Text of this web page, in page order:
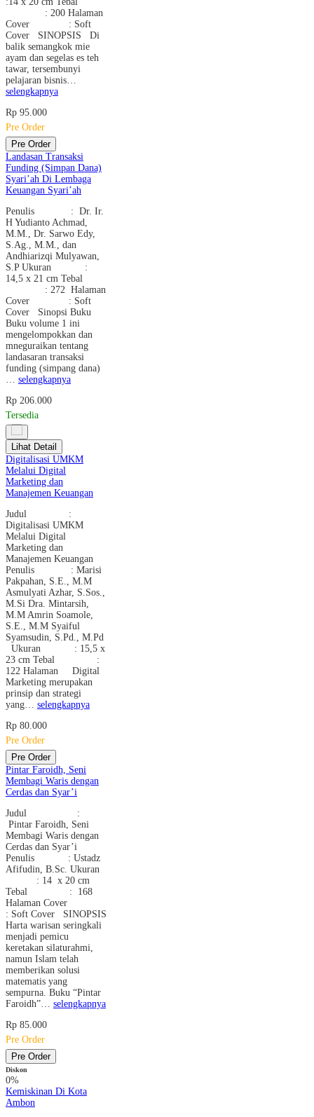
: 200 Halaman
Cover : Soft
Cover SINOPSIS Di
balik semangkok mie
ayam dan segelas es teh
tawar, tersembunyi
pelajaran bisnis…
selengkapnya
Rp 95.000
Pre Order
Pre Order
Landasan Transaksi
Funding (Simpan Dana)
Syari’ah Di Lembaga
Keuangan Syari’ah
Penulis : Dr. Ir.
H Yudianto Achmad,
M.M., Dr. Sarwo Edy,
S.Ag., M.M., dan
Andhiarizqi Mulyawan,
S.P Ukuran :
14,5 x 21 cm Tebal
: 272 Halaman
Cover : Soft
Cover Sinopsi Buku
Buku volume 1 ini
mengelompokkan dan
mneguraikan tentang
landasaran transaksi
funding (simpang dana)
selengkapnya
Rp 206.000
Tersedia
Lihat Detail
Digitalisasi UMKM
Melalui Digital
Marketing dan
Manajemen Keuangan
Judul :
Digitalisasi UMKM
Melalui Digital
Marketing dan
Manajemen Keuangan
Penulis : Marisi
Pakpahan, S.E., M.M
Asmulyati Azhar, S.Sos.,
M.Si Dra. Mintarsih,
M.M Amrin Soamole,
S.E., M.M Syaiful
Syamsudin, S.Pd., M.Pd
Ukuran : 15,5 x
23 cm Tebal :
122 Halaman Digital
Marketing merupakan
prinsip dan strategi
yang… selengkapnya
Rp 80.000
Pre Order
Pre Order
Pintar Faroidh, Seni
Membagi Waris dengan
Cerdas dan Syar’i
Judul :
Pintar Faroidh, Seni
Membagi Waris dengan
Cerdas dan Syar’i
Penulis : Ustadz
Afifudin, B.Sc. Ukuran
: 14 x 20 cm
Tebal : 168
Halaman Cover
: Soft Cover SINOPSIS
Harta warisan seringkali
menjadi pemicu
keretakan silaturahmi,
namun Islam telah
memberikan solusi
matematis yang
sempurna. Buku “Pintar
Faroidh”… selengkapnya
Rp 85.000
Pre Order
Pre Order
Diskon
0%
Kemiskinan Di Kota
Ambon